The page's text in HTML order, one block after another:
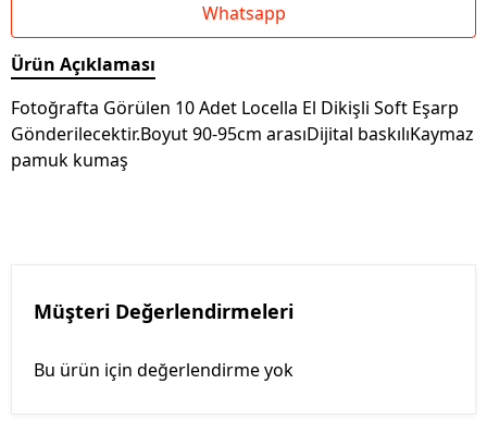
Whatsapp
Ürün Açıklaması
Fotoğrafta Görülen 10 Adet Locella El Dikişli Soft Eşarp
Gönderilecektir.Boyut 90-95cm arasıDijital baskılıKaymaz
pamuk kumaş
Müşteri Değerlendirmeleri
Bu ürün için değerlendirme yok